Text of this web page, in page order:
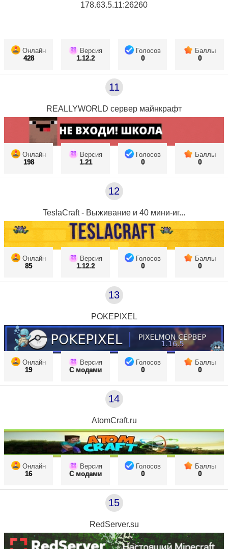
178.63.5.11:26260
Онлайн
428
Версия
1.12.2
Голосов
0
Баллы
0
11
REALLYWORLD сервер майнкрафт
Онлайн
198
Версия
1.21
Голосов
0
Баллы
0
12
TeslaCraft - Выживание и 40 мини-иг...
Онлайн
85
Версия
1.12.2
Голосов
0
Баллы
0
13
POKEPIXEL
Онлайн
19
Версия
С модами
Голосов
0
Баллы
0
14
AtomCraft.ru
Онлайн
16
Версия
С модами
Голосов
0
Баллы
0
15
RedServer.su